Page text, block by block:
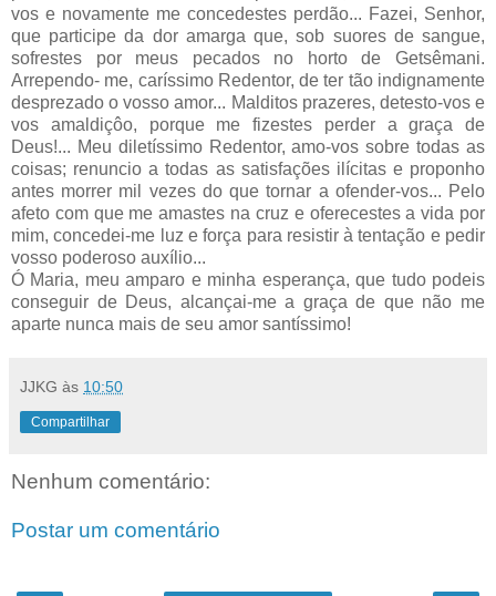
vos e novamente me concedestes perdão... Fazei, Senhor,
que participe da dor amarga que, sob suores de sangue,
sofrestes por meus pecados no horto de Getsêmani.
Arrependo- me, caríssimo Redentor, de ter tão indignamente
desprezado o vosso amor... Malditos prazeres, detesto-vos e
vos amaldiçôo, porque me fizestes perder a graça de
Deus!... Meu diletíssimo Redentor, amo-vos sobre todas as
coisas; renuncio a todas as satisfações ilícitas e proponho
antes morrer mil vezes do que tornar a ofender-vos... Pelo
afeto com que me amastes na cruz e oferecestes a vida por
mim, concedei-me luz e força para resistir à tentação e pedir
vosso poderoso auxílio...
Ó Maria, meu amparo e minha esperança, que tudo podeis
conseguir de Deus, alcançai-me a graça de que não me
aparte nunca mais de seu amor santíssimo!
JJKG às 10:50
Compartilhar
Nenhum comentário:
Postar um comentário